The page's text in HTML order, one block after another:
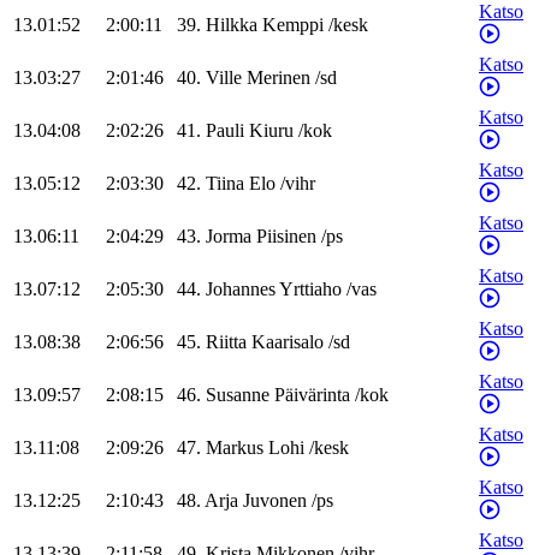
13.01:52 2:00:11 39. Hilkka Kemppi /kesk
Katso
13.03:27 2:01:46 40. Ville Merinen /sd
Katso
13.04:08 2:02:26 41. Pauli Kiuru /kok
Katso
13.05:12 2:03:30 42. Tiina Elo /vihr
Katso
13.06:11 2:04:29 43. Jorma Piisinen /ps
Katso
13.07:12 2:05:30 44. JohannesYrttiaho /vas
Katso
13.08:38 2:06:56 45. Riitta Kaarisalo /sd
Katso
13.09:57 2:08:15 46. Susanne Päivärinta /kok
Katso
13.11:08 2:09:26 47. Markus Lohi /kesk
Katso
13.12:25 2:10:43 48. Arja Juvonen /ps
Katso
Katso